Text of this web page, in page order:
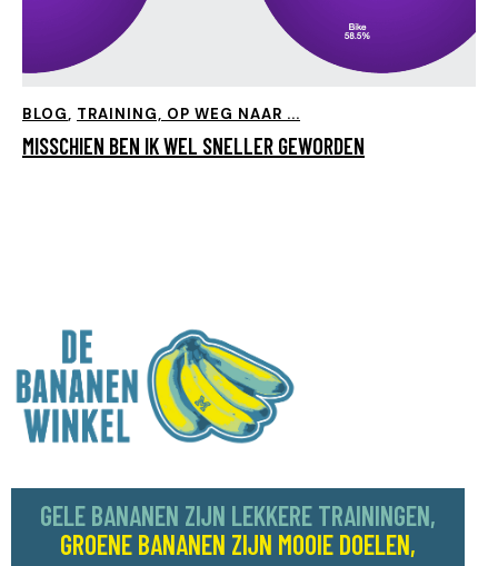
BLOG, TRAINING, OP WEG NAAR ...
MISSCHIEN BEN IK WEL SNELLER GEWORDEN
GELE BANANEN ZIJN LEKKERE TRAININGEN,
GROENE BANANEN ZIJN MOOIE DOELEN,